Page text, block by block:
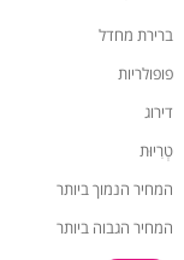
ברירת מחדל
פופולריות
דירוג
טְרִיוּת
המחיר הנמוך ביותר
המחיר הגבוה ביותר